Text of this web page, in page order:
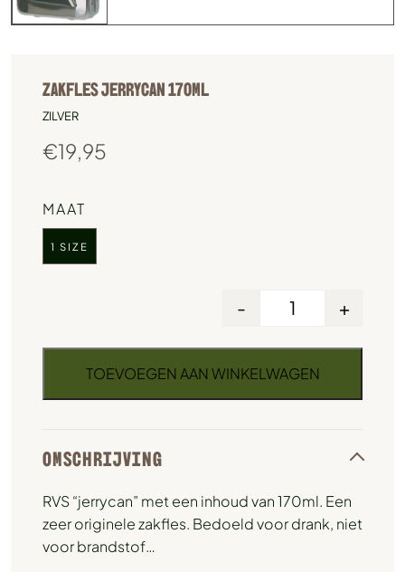
ZAKFLES JERRYCAN 170ML
ZILVER
€19,95
MAAT
1 SIZE
- +
TOEVOEGEN AAN WINKELWAGEN
OMSCHRIJVING
RVS “jerrycan” met een inhoud van 170ml. Een
zeer originele zakfles. Bedoeld voor drank, niet
voor brandstof…